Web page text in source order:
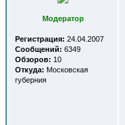
Модератор
Регистрация: 24.04.2007
Сообщений: 6349
Обзоров: 10
Откуда: Московская
губерния